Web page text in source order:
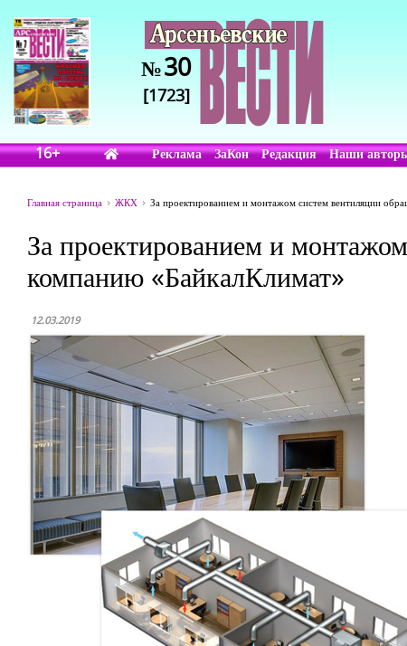
№30
[1723]
16+ Реклама ЗаКон Редакция Наши
Главная страница ЖКХ За проектированием и монтажом систем вентиляции
За проектированием и
компанию «БайкалКлимат»
12.03.2019